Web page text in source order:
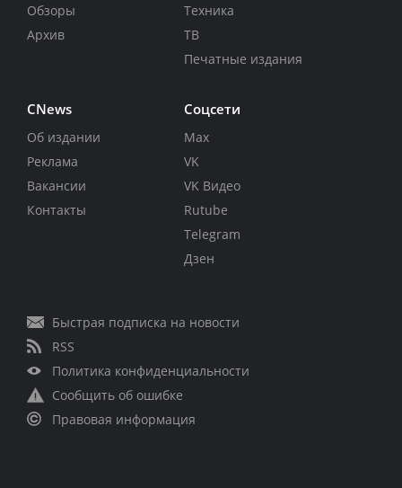
Обзоры
Архив
Техника
ТВ
Печатные издания
CNews
Об издании
Реклама
Вакансии
Контакты
Соцсети
Max
VK
VK Видео
Rutube
Telegram
Дзен
Быстрая подписка на новости
RSS
Политика конфиденциальности
Сообщить об ошибке
Правовая информация